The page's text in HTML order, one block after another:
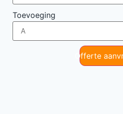
Toevoeging
Offerte